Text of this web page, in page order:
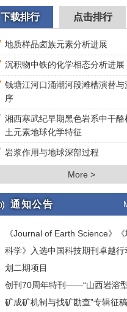
下载排行 点击排行
地质样品卤族元素分析进展
沉积物中铁的化学相态分析进展
钱塘江河口涌潮河段滩槽演替与
序
湘西寒武纪早期黑色岩系中干酪
土元素地球化学特征
岩浆作用与地球深部过程
More >
通知公告
《Journal of Earth Science》
科学》入选中国科技期刊卓越行
划二期项目
创刊70周年特刊——“山西岩溶
矿成矿机制与找矿勘查”专辑征